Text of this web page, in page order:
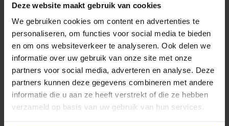
Deze website maakt gebruik van cookies
We gebruiken cookies om content en advertenties te
personaliseren, om functies voor social media te bieden
en om ons websiteverkeer te analyseren. Ook delen we
informatie over uw gebruik van onze site met onze
partners voor social media, adverteren en analyse. Deze
partners kunnen deze gegevens combineren met andere
informatie die u aan ze heeft verstrekt of die ze hebben
verzameld op basis van uw gebruik van hun services.
- viool (winnares Wim Steyerberg
Muziekprijs vol. XII 2025)
·
Paul Hindemith (1895-1963)
Vioolsonate No. 2, Op. 3
·Andrew Norman (1979 -)
Sabina
Wim Steyerberg Muziekprijs Vol. XIII 2026 jury: